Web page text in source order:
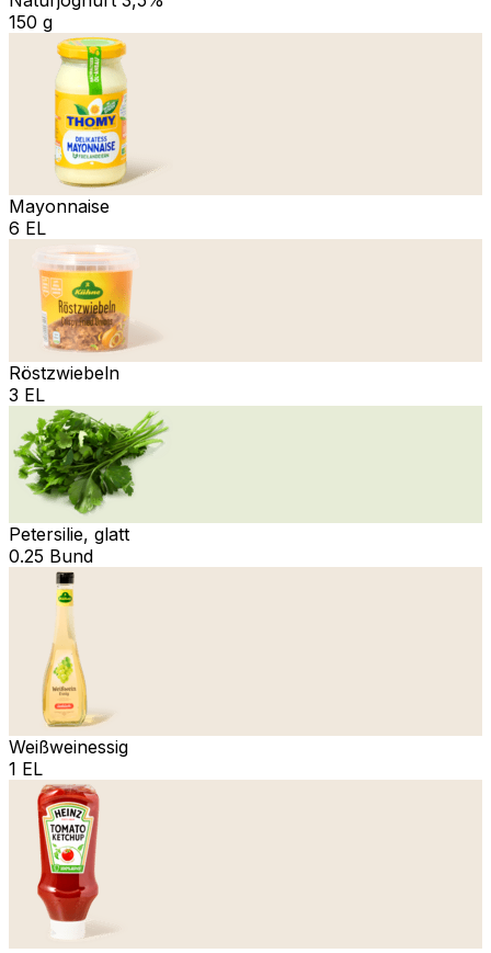
150 g
Mayonnaise
6 EL
Röstzwiebeln
3 EL
Petersilie, glatt
0.25 Bund
Weißweinessig
1 EL